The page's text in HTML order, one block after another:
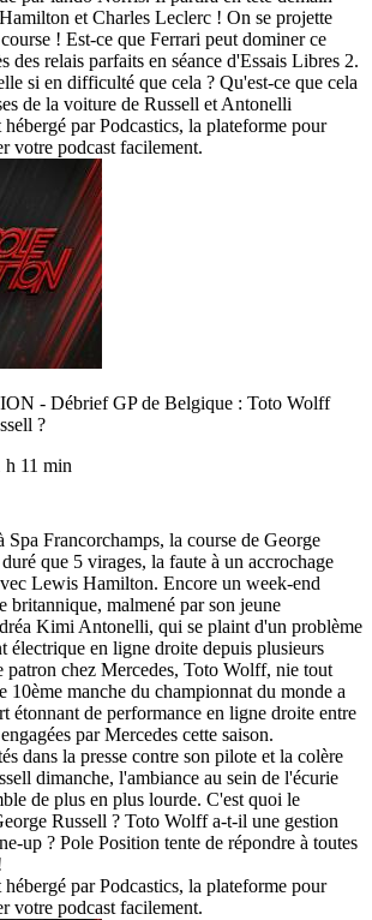
et Charles Leclerc ! On se projette
! Est-ce que Ferrari peut dominer ce
des relais parfaits en séance d'Essais Libres 2.
si en difficulté que cela ? Qu'est-ce que cela
de la voiture de Russell et Antonelli
hébergé par Podcastics, la plateforme pour
votre podcast facilement.
- Débrief GP de Belgique : Toto Wolff
?
h 11 min
Spa Francorchamps, la course de George
que 5 virages, la faute à un accrochage
Lewis Hamilton. Encore un week-end
britannique, malmené par son jeune
Kimi Antonelli, qui se plaint d'un problème
électrique en ligne droite depuis plusieurs
patron chez Mercedes, Toto Wolff, nie tout
10ème manche du championnat du monde a
étonnant de performance en ligne droite entre
par Mercedes cette saison.
dans la presse contre son pilote et la colère
dimanche, l'ambiance au sein de l'écurie
de plus en plus lourde. C'est quoi le
Russell ? Toto Wolff a-t-il une gestion
up ? Pole Position tente de répondre à toutes
hébergé par Podcastics, la plateforme pour
votre podcast facilement.